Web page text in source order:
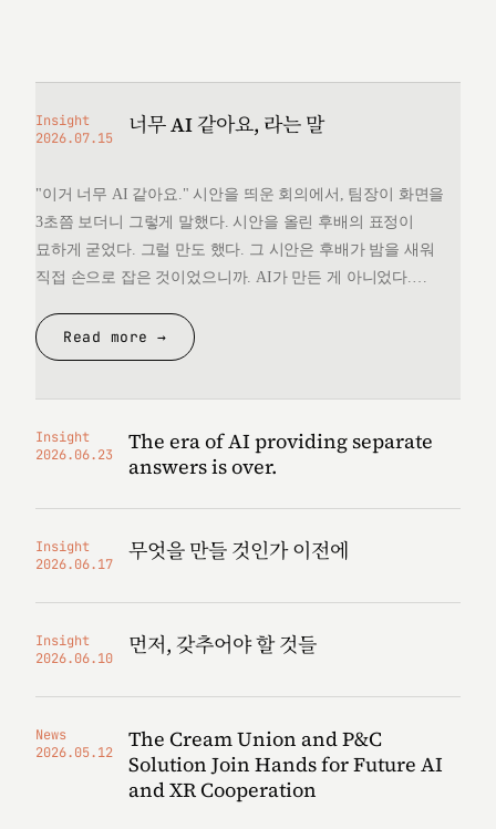
Insight
2026.07.15
너무 AI 같아요, 라는 말
"이거 너무 AI 같아요." 시안을 띄운 회의에서, 팀장이 화면을
3초쯤 보더니 그렇게 말했다. 시안을 올린 후배의 표정이
묘하게 굳었다. 그럴 만도 했다. 그 시안은 후배가 밤을 새워
직접 손으로 잡은 것이었으니까. AI가 만든 게 아니었다.
것을 변호할 언어를 끝내 찾지 못했다. 돌아오는 길에
생각했다. 대체 "AI 같다"는…
Read more →
Insight
2026.06.23
The era of AI providing separate
answers is over.
Insight
2026.06.17
무엇을 만들 것인가 이전에
Insight
2026.06.10
먼저, 갖추어야 할 것들
News
2026.05.12
The Cream Union and P&C
Solution Join Hands for Future AI
and XR Cooperation